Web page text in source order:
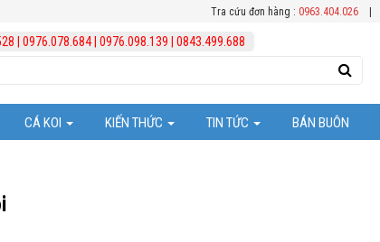
Tra cứu đơn hàng : 0963.404.026
|0976.078.684|0976.098.139 |0843.499.688
CÁ KOI KIẾN THỨC TIN TỨC BÁN BUÔN